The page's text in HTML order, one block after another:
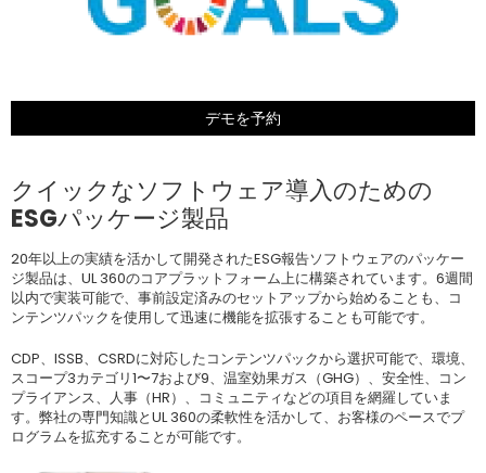
デモを予約
クイックなソフトウェア導入のための
ESGパッケージ製品
20年以上の実績を活かして開発されたESG報告ソフトウェアのパッケー
ジ製品は、UL 360のコアプラットフォーム上に構築されています。6週間
以内で実装可能で、事前設定済みのセットアップから始めることも、コ
ンテンツパックを使用して迅速に機能を拡張することも可能です。
CDP、ISSB、CSRDに対応したコンテンツパックから選択可能で、環境、
スコープ3カテゴリ1〜7および9、温室効果ガス（GHG）、安全性、コン
プライアンス、人事（HR）、コミュニティなどの項目を網羅していま
す。弊社の専門知識とUL 360の柔軟性を活かして、お客様のペースでプ
ログラムを拡充することが可能です。